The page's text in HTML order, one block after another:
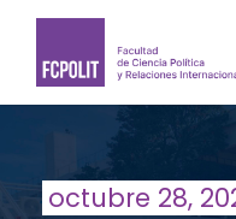
octubre 28,